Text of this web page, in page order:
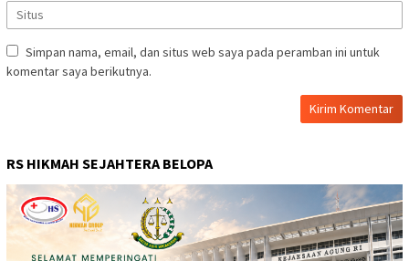
Simpan nama, email, dan situs web saya pada peramban ini untuk
komentar saya berikutnya.
RS HIKMAH SEJAHTERA BELOPA